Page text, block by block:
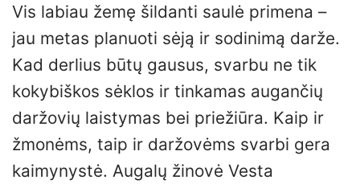
Vis labiau žemę šildanti saulė primena –
jau metas planuoti sėją ir sodinimą darže.
Kad derlius būtų gausus, svarbu ne tik
kokybiškos sėklos ir tinkamas augančių
daržovių laistymas bei priežiūra. Kaip ir
žmonėms, taip ir daržovėms svarbi gera
kaimynystė. Augalų žinovė Vesta